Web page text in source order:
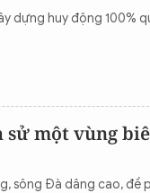
KHỞI NGHIỆP
dựng huy động 100%
sử một vùng
sông Đà dâng cao, đề